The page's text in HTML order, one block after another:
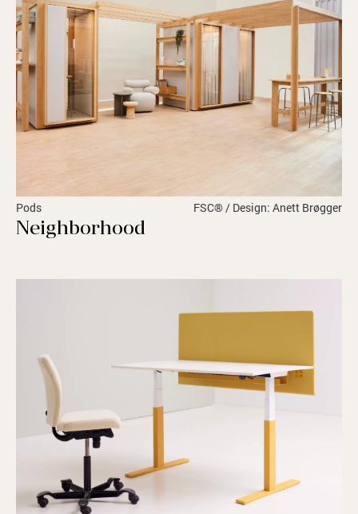
Pods FSC® / Design: Anett Brøgger
Neighborhood